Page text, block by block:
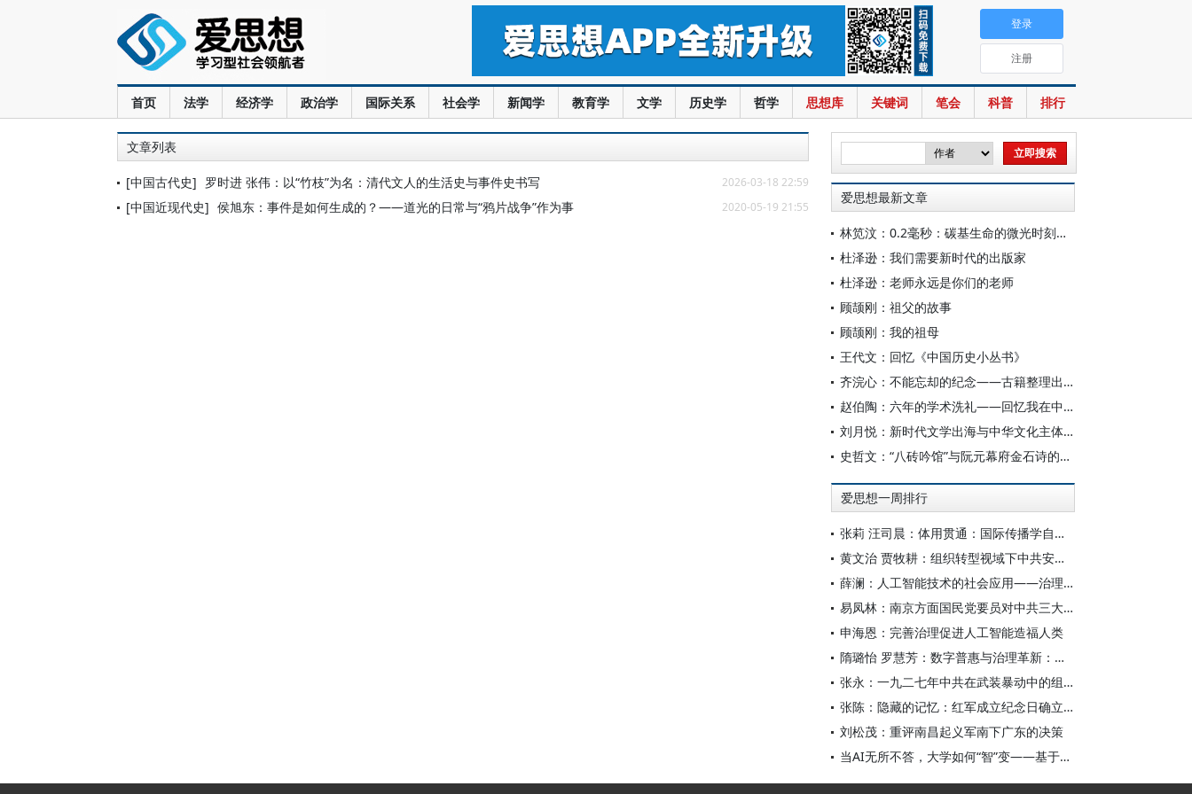
首页 法学 经济学 政治学 国际关系 社会学 新闻学 教育学 文学 历史学 哲学 思想库 关键词 笔会 科普 排行
登录
注册
文章列表
[中国古代史] 罗时进 张伟：以“竹枝”为名：清代文人的生活史与事件史书写 2026-03-18 22:59
[中国近现代史] 侯旭东：事件是如何生成的？——道光的日常与“鸦片战争”作为事 2020-05-19 21:55
爱思想最新文章
林笕汶：0.2毫秒：碳基生命的微光时刻——读邵春堡《未来人类：科技拓展无限可能》
杜泽逊：我们需要新时代的出版家
杜泽逊：老师永远是你们的老师
顾颉刚：祖父的故事
顾颉刚：我的祖母
王代文：回忆《中国历史小丛书》
齐浣心：不能忘却的纪念——古籍整理出版规划小组成立六十载记
赵伯陶：六年的学术洗礼——回忆我在中华书局的日子
刘月悦：新时代文学出海与中华文化主体性建构
史哲文：“八砖吟馆”与阮元幕府金石诗的学人品格、诗学祈向
爱思想一周排行
张莉 汪司晨：体用贯通：国际传播学自主知识体系的建构逻辑与学科交叉进路
黄文治 贾牧耕：组织转型视域下中共安徽省临时委员会的“两建两废”（1927—1931）
薛澜：人工智能技术的社会应用——治理挑战
易凤林：南京方面国民党要员对中共三大起义的反应
申海恩：完善治理促进人工智能造福人类
隋璐怡 罗慧芳：数字普惠与治理革新：中国人工智能赋能全球南方发展
张永：一九二七年中共在武装暴动中的组织转型
张陈：隐藏的记忆：红军成立纪念日确立前中共对南昌起义的纪念
刘松茂：重评南昌起义军南下广东的决策
当AI无所不答，大学如何“智”变——基于全国400余所高校本科生AI使用情况的调查与思考